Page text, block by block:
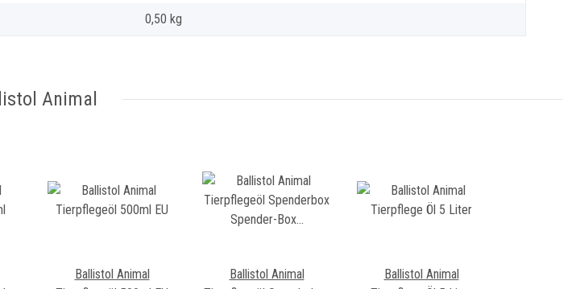
0,50 kg
Animal
Ballistol Animal
Ballistol Animal
Ballistol Animal